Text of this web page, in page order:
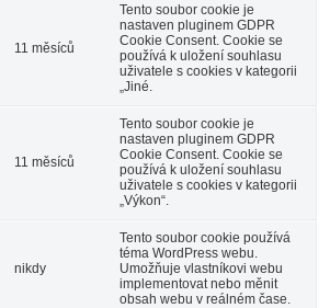
11 měsíců
Tento soubor cookie je
nastaven pluginem GDPR
Cookie Consent. Cookie se
používá k uložení souhlasu
uživatele s cookies v kategorii
„Jiné.
11 měsíců
Tento soubor cookie je
nastaven pluginem GDPR
Cookie Consent. Cookie se
používá k uložení souhlasu
uživatele s cookies v kategorii
„Výkon“.
nikdy
Tento soubor cookie používá
téma WordPress webu.
Umožňuje vlastníkovi webu
implementovat nebo měnit
obsah webu v reálném čase.